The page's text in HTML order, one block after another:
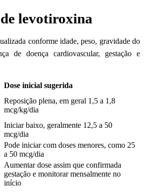
levotiroxina
conforme idade, peso, gravidade do
de doença cardiovascular, gestação e
Dose inicial sugerida
Reposição plena, em geral 1,5 a 1,8
mcg/kg/dia
Iniciar baixo, geralmente 12,5 a 50
mcg/dia
Pode iniciar com doses menores, como 25
a 50 mcg/dia
Aumentar dose assim que confirmada
gestação e monitorar mensalmente no
início